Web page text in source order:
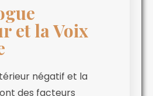
et la Voix
négatif et la
des facteurs